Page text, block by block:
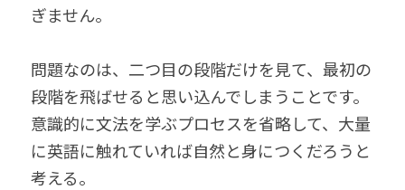
ぎません。
問題なのは、二つ目の段階だけを見て、最初の
段階を飛ばせると思い込んでしまうことです。
意識的に文法を学ぶプロセスを省略して、大量
に英語に触れていれば自然と身につくだろうと
考える。